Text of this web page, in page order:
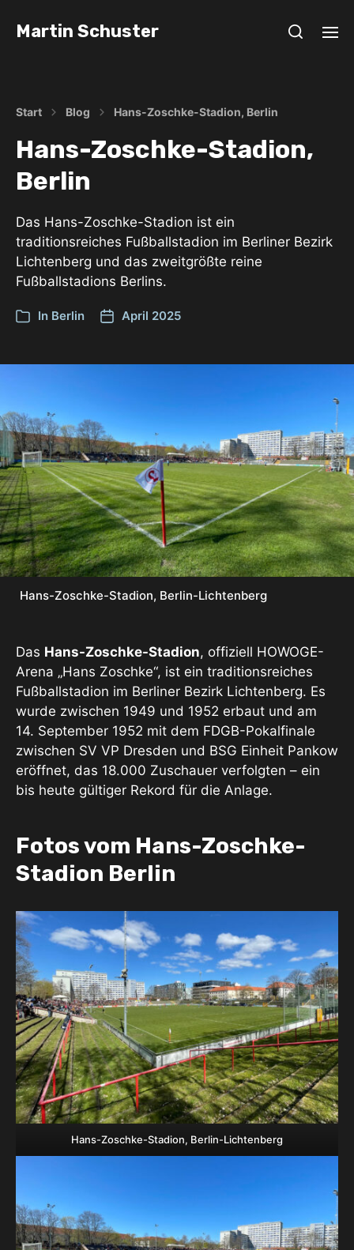
Martin Schuster
Start Blog Hans-Zoschke-Stadion, Berlin
Hans-Zoschke-Stadion,
Berlin
Das Hans-Zoschke-Stadion ist ein
traditionsreiches Fußballstadion im Berliner Bezirk
Lichtenberg und das zweitgrößte reine
Fußballstadions Berlins.
In Berlin April 2025
Hans-Zoschke-Stadion, Berlin-Lichtenberg
Das Hans-Zoschke-Stadion, offiziell HOWOGE-
Arena „Hans Zoschke“, ist ein traditionsreiches
Fußballstadion im Berliner Bezirk Lichtenberg. Es
wurde zwischen 1949 und 1952 erbaut und am
14. September 1952 mit dem FDGB-Pokalfinale
zwischen SV VP Dresden und BSG Einheit Pankow
eröffnet, das 18.000 Zuschauer verfolgten – ein
bis heute gültiger Rekord für die Anlage.
Fotos vom Hans-Zoschke-
Stadion Berlin
Hans-Zoschke-Stadion, Berlin-Lichtenberg